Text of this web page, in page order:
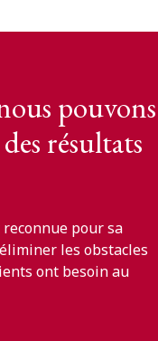
pouvons
résultats
pour sa
les obstacles
ont besoin au